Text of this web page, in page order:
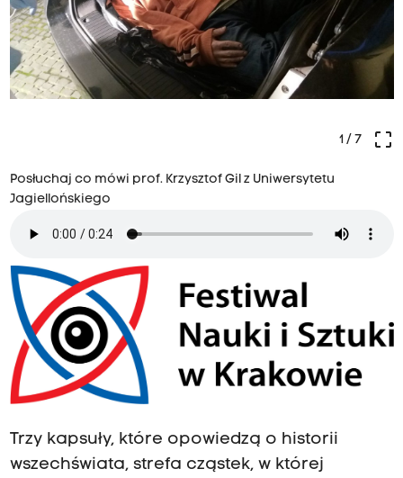
crop_free
1/ 7
Posłuchaj co mówi prof. Krzysztof Gil z Uniwersytetu
Jagiellońskiego
Trzy kapsuły, które opowiedzą o historii
wszechświata, strefa cząstek, w której